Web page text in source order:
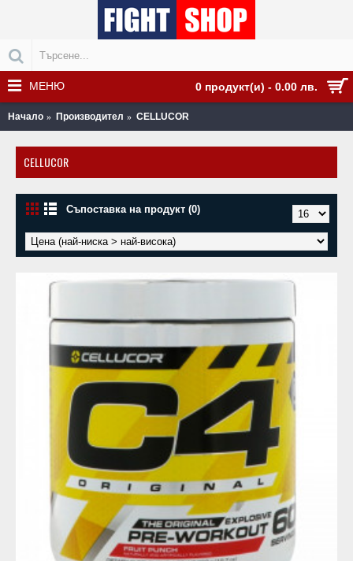
0 продукт(и) - 0.00 лв.
МЕНЮ
Начало Производител CELLUCOR
CELLUCOR
Съпоставка на продукт (0)